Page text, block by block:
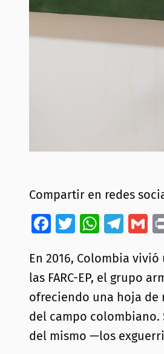
Compartir en redes
Facebook
Twitter
En 2016, Colombia
las FARC-EP, el grupo
ofreciendo una hoja de
del campo colombiano.
del mismo —los